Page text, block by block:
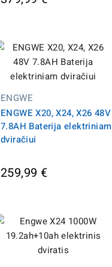
ENGWE
ENGWE X20, X24, X26 48V
7.8AH Baterija elektriniam
dviračiui
259,99 €